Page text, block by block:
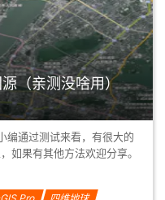
（亲测没啥用）
编通过测试来看，有很大的
如果有其他方法欢迎分享。